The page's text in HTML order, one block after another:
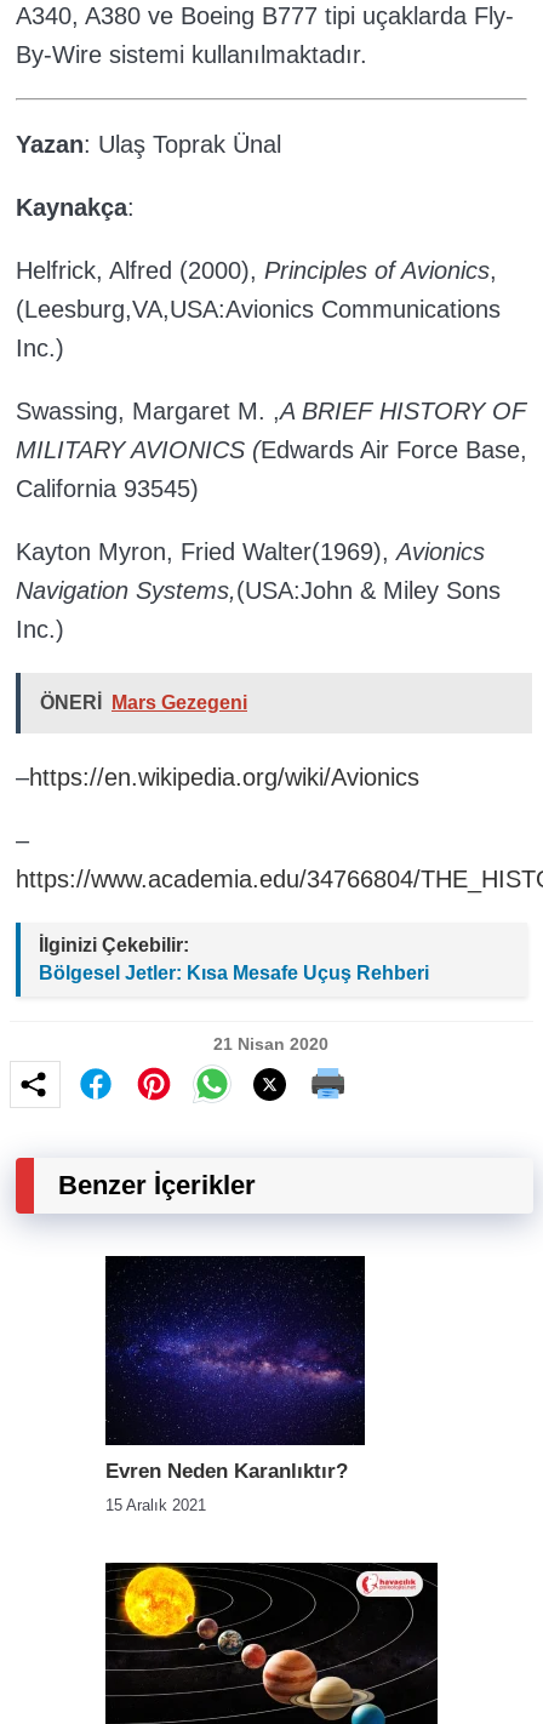
A340, A380 ve Boeing B777 tipi uçaklarda Fly-
By-Wire sistemi kullanılmaktadır.
Yazan: Ulaş Toprak Ünal
Kaynakça:
Helfrick, Alfred (2000), Principles of Avionics,
(Leesburg,VA,USA:Avionics Communications
Inc.)
Swassing, Margaret M. ,A BRIEF HISTORY OF
MILITARY AVIONICS (Edwards Air Force Base,
California 93545)
Kayton Myron, Fried Walter(1969),Avionics
Navigation Systems,(USA:John & Miley Sons
Inc.)
ÖNERİ Mars Gezegeni
–https://en.wikipedia.org/wiki/Avionics
–
https://www.academia.edu/34766804/
İlginizi Çekebilir:
Bölgesel Jetler: Kısa Mesafe Uçuş Rehberi
21 Nisan 2020
Benzer İçerikler
Evren Neden Karanlıktır?
15 Aralık 2021